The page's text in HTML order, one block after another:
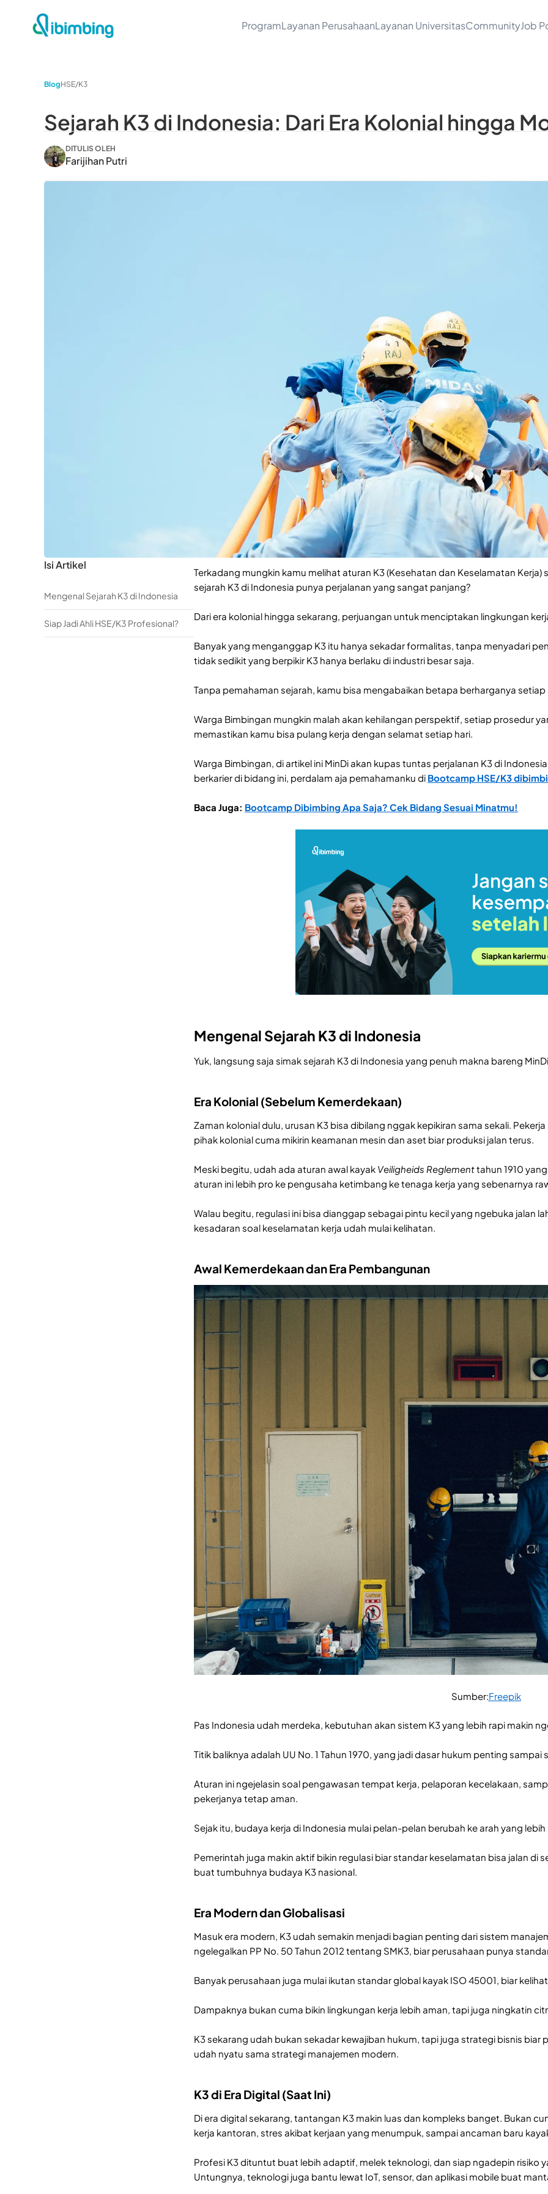
ProgramLayanan PerusahaanLayanan UniversitasCommunityJob
BlogHSE/K3
Sejarah K3 di Indonesia: Dari Era Kolonial hingga
DITULIS OLEH
Farijihan Putri
Isi Artikel
Mengenal Sejarah K3 di Indonesia
Siap Jadi Ahli HSE/K3 Profesional?
Terkadang mungkin kamu melihat aturan K3 (Kesehatan dan Keselamatan
sejarah K3 di Indonesia punya perjalanan yang sangat panjang?
Dari era kolonial hingga sekarang, perjuangan untuk menciptakan lingkungan
Banyak yang menganggap K3 itu hanya sekadar formalitas, tanpa menyadari
tidak sedikit yang berpikir K3 hanya berlaku di industri besar saja.
Tanpa pemahaman sejarah, kamu bisa mengabaikan betapa berharganya
Warga Bimbingan mungkin malah akan kehilangan perspektif, setiap prosedur
memastikan kamu bisa pulang kerja dengan selamat setiap hari.
Warga Bimbingan, di artikel ini MinDi akan kupas tuntas perjalanan K3 di
berkarier di bidang ini, perdalam aja pemahamanku di Bootcamp HSE/K3
Baca Juga: Bootcamp Dibimbing Apa Saja? Cek Bidang Sesuai Minatmu!
Mengenal Sejarah K3 di Indonesia
Yuk, langsung saja simak sejarah K3 di Indonesia yang penuh makna bareng
Era Kolonial (Sebelum Kemerdekaan)
Zaman kolonial dulu, urusan K3 bisa dibilang nggak kepikiran sama sekali.
pihak kolonial cuma mikirin keamanan mesin dan aset biar produksi jalan terus.
Meski begitu, udah ada aturan awal kayak Veiligheids Reglementtahun 1910
aturan ini lebih pro ke pengusaha ketimbang ke tenaga kerja yang sebenarnya
Walau begitu, regulasi ini bisa dianggap sebagai pintu kecil yang ngebuka jalan
kesadaran soal keselamatan kerja udah mulai kelihatan.
Awal Kemerdekaan dan Era Pembangunan
Sumber:Freepik
Pas Indonesia udah merdeka, kebutuhan akan sistem K3 yang lebih rapi makin
Titik baliknya adalah UU No. 1 Tahun 1970, yang jadi dasar hukum penting
Aturan ini ngejelasin soal pengawasan tempat kerja, pelaporan kecelakaan,
pekerjanya tetap aman.
Sejak itu, budaya kerja di Indonesia mulai pelan-pelan berubah ke arah yang
Pemerintah juga makin aktif bikin regulasi biar standar keselamatan bisa jalan di
buat tumbuhnya budaya K3 nasional.
Era Modern dan Globalisasi
Masuk era modern, K3 udah semakin menjadi bagian penting dari sistem
ngelegalkan PP No. 50 Tahun 2012 tentang SMK3, biar perusahaan punya
Banyak perusahaan juga mulai ikutan standar global kayak ISO 45001, biar
Dampaknya bukan cuma bikin lingkungan kerja lebih aman, tapi juga ningkatin
K3 sekarang udah bukan sekadar kewajiban hukum, tapi juga strategi bisnis biar
udah nyatu sama strategi manajemen modern.
K3 di Era Digital (Saat Ini)
Di era digital sekarang, tantangan K3 makin luas dan kompleks banget. Bukan
kerja kantoran, stres akibat kerjaan yang menumpuk, sampai ancaman baru
Profesi K3 dituntut buat lebih adaptif, melek teknologi, dan siap ngadepin risiko
Untungnya, teknologi juga bantu lewat IoT, sensor, dan aplikasi mobile buat